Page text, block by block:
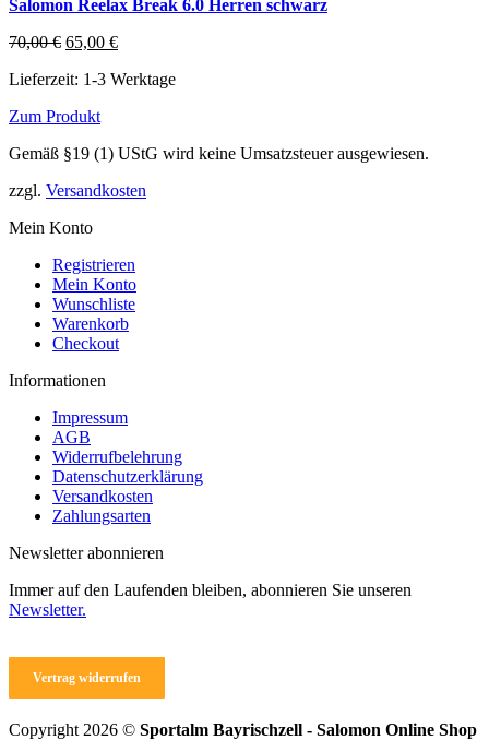
Salomon Reelax Break 6.0 Herren schwarz
70,00€ Ursprünglicher
war:
65,00 €Aktueller
ist:
Lieferzeit: 1-3 Werktage
Zum Produkt
Produkt
mehrere
auf.
Optionen
können
Produktseite
gewählt
werden
Gemäß §19 (1) UStG wird keine Umsatzsteuer ausgewiesen.
zzgl. Versandkosten
Mein Konto
Registrieren
Mein Konto
Wunschliste
Warenkorb
Checkout
Informationen
Impressum
AGB
Widerrufbelehrung
Datenschutzerklärung
Versandkosten
Zahlungsarten
Newsletter abonnieren
Immer auf den Laufenden bleiben, abonnieren Sie unseren
Newsletter.
Vertrag widerrufen
Copyright 2026 © Sportalm Bayrischzell - Salomon Online Shop